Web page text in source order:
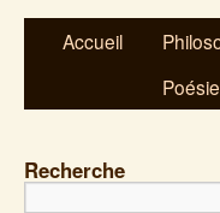
Accueil
Poésie
Recherche